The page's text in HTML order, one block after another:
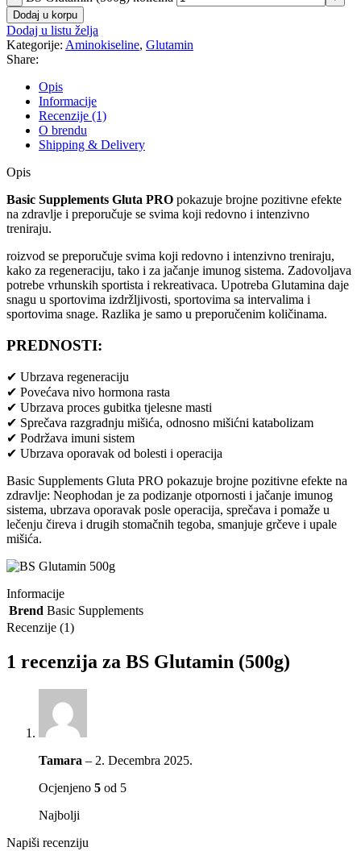
Dodaj u korpu
Dodaj u listu želja
Kategorije: Aminokiseline, Glutamin
Share:
Opis
Informacije
Recenzije (1)
O brendu
Shipping & Delivery
Opis
Basic Supplements Gluta PRO pokazuje brojne pozitivne efekte
na zdravlje i preporučuje se svima koji redovno i intenzivno
treniraju.
roizvod se preporučuje svima koji redovno i intenzivno treniraju,
kako za regeneraciju, tako i za jačanje imunog sistema. Zadovoljava
potrebe vrhunskih sportista i rekreativaca. Upotreba Glutamina daje
snagu u sportovima izdržljivosti, sportovima sa intervalima i
sportovima snage. Razlika je samo u preporučenim količinama.
PREDNOSTI:
✔ Ubrzava regeneraciju
✔ Povećava nivo hormona rasta
✔ Ubrzava proces gubitka tjelesne masti
✔ Sprečava razgradnju mišića, odnosno mišićni katabolizam
✔ Podržava imuni sistem
✔ Ubrzava oporavak od bolesti i operacija
Basic Supplements Gluta PRO pokazuje brojne pozitivne efekte na
zdravlje: Neophodan je za podizanje otpornosti i jačanje imunog
sistema, ubrzava oporavak posle operacija, sprečava i pomaže u
lečenju čireva i drugih stomačnih tegoba, smanjuje grčeve i upale
mišića.
Informacije
Brend Basic Supplements
Recenzije (1)
1 recenzija za BS Glutamin (500g)
Tamara – 2. Decembra 2025.
Ocjenjeno 5 od 5
Najbolji
Napiši recenziju